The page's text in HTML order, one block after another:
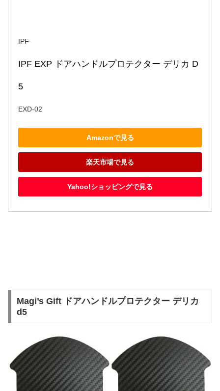
IPF
IPF EXP ドアハンドルプロテクター デリカ D
5
EXD-02
Amazonで見る
楽天市場で見る
Yahoo!ショッピングで見る
Magi’s Gift ドアハンドルプロテクター デリカ
d5